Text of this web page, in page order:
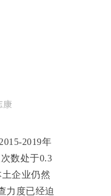
2015-2019年
数处于0.3
企业仍然
力度已经迫